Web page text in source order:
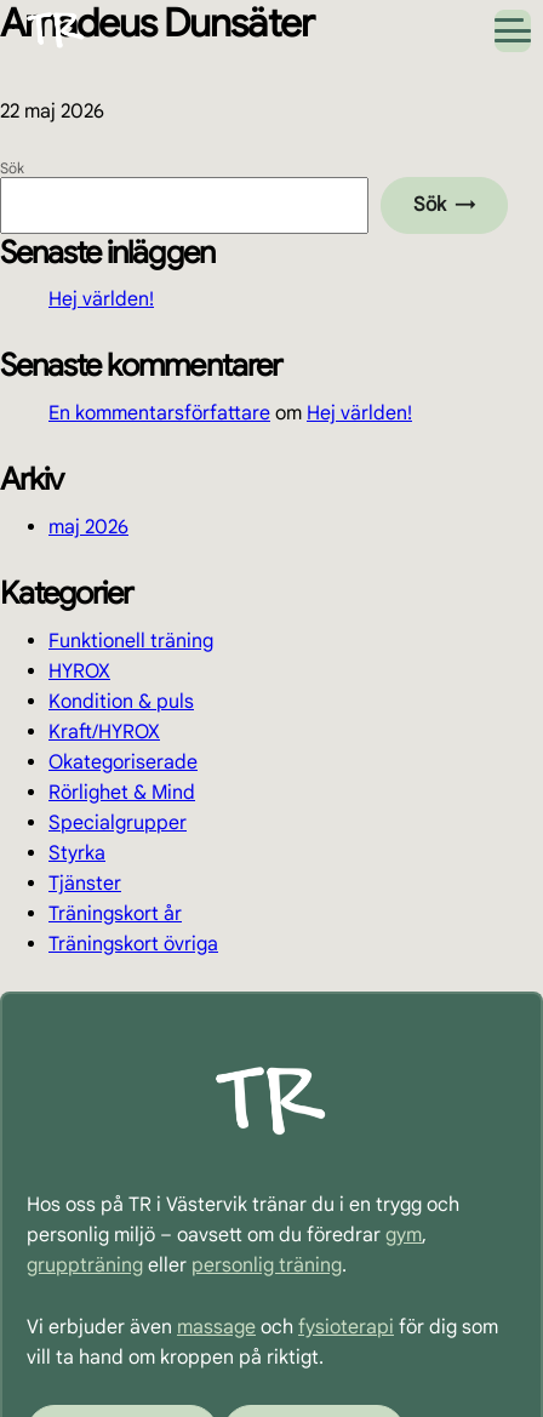
Hoppa
till
Hoppa
till
Hoppa
till
sidofältet
Hoppa
till
Amadeus Dunsäter
22 maj 2026
Primärt
Sök
Sök
Senaste inläggen
Hej världen!
Senaste kommentarer
En kommentarsförfattare om Hej världen!
Arkiv
maj 2026
Kategorier
Funktionell träning
HYROX
Kondition & puls
Kraft/HYROX
Okategoriserade
Rörlighet & Mind
Specialgrupper
Styrka
Tjänster
Träningskort år
Träningskort övriga
Hos oss på TR i Västervik tränar du i en trygg och
personlig miljö – oavsett om du föredrar gym,
gruppträning eller personlig träning.
Vi erbjuder även massage och fysioterapi för dig som
vill ta hand om kroppen på riktigt.